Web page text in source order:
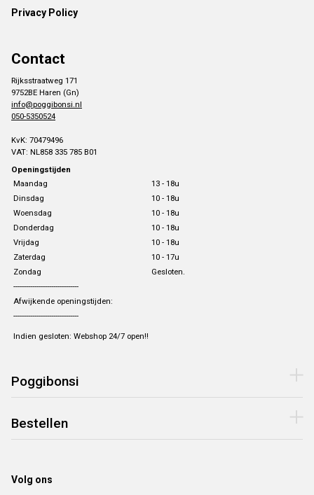
Privacy Policy
Contact
Rijksstraatweg 171
9752BE Haren (Gn)
info@poggibonsi.nl
050-5350524
KvK: 70479496
VAT: NL858 335 785 B01
Openingstijden
Maandag
13 - 18u
Dinsdag
10 - 18u
Woensdag
10 - 18u
Donderdag
10 - 18u
Vrijdag
10 - 18u
Zaterdag
10 - 17u
Zondag
Gesloten.
-------------------------------
Afwijkende openingstijden:
-------------------------------
Indien gesloten: Webshop 24/7 open!!
Poggibonsi
Bestellen
Volg ons